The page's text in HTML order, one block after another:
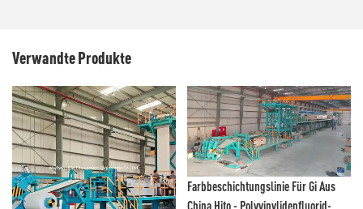
Verwandte Produkte
Farbbeschichtungslinie Für Gi Aus
China Hito - Polyvinylidenfluorid-